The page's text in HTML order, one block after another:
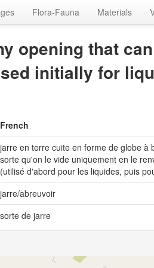
Flora-Fauna Materials
opening that
initially for
French
jarre en terre cuite en forme de globe à
sorte qu'on le vide uniquement en le
(utilisé d'abord pour les liquides, puis
jarre/abreuvoir
sorte de jarre